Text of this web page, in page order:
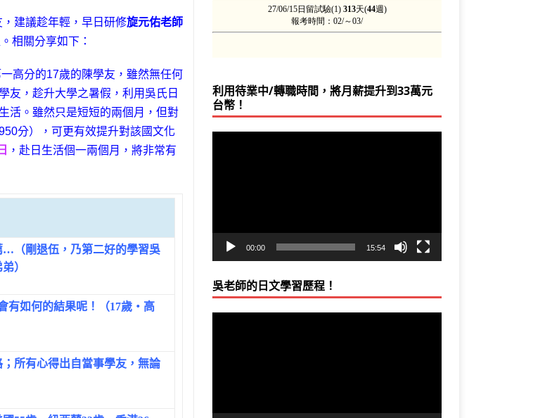
建議趁年輕，早日研修旋元佑老師
相關分享如下：
高分的17歲的陳學友，雖然無任何
友，趁升大學之暑假，利用吳氏日
活。雖然只是短短的兩個月，但對
分），可更有效提升對該國文化
，赴日生活個一兩個月，將非常有
…（剛退伍，乃第二好的學習吳
）
有如何的結果呢！（17歲‧高
所有心得出自當事學友，無論
利用待業中/轉職時間，將月薪提升到33萬元
台幣！
00:00 15:54
吳老師的日文學習歷程！